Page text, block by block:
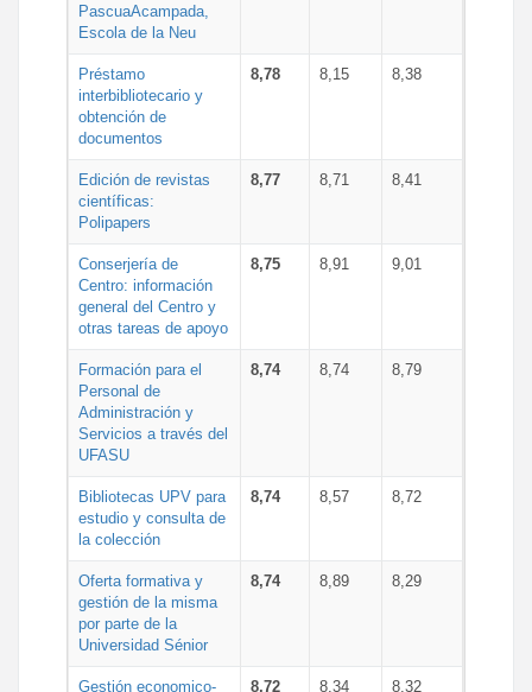
PascuaAcampada,
Escola de la Neu
Préstamo
interbibliotecario y
obtención de
documentos
8,78 8,15 8,38
Edición de revistas
científicas:
Polipapers
8,77 8,71 8,41
Conserjería de
Centro: información
general del Centro y
otras tareas de apoyo
8,75 8,91 9,01
Formación para el
Personal de
Administración y
Servicios a través del
UFASU
8,74 8,74 8,79
Bibliotecas UPV para
estudio y consulta de
la colección
8,74 8,57 8,72
Oferta formativa y
gestión de la misma
por parte de la
Universidad Sénior
8,74 8,89 8,29
Gestión economico- 8,72 8,34 8,32